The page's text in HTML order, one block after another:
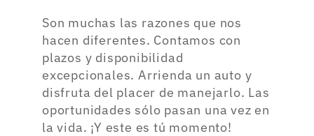
Son muchas las razones que nos
hacen diferentes. Contamos con
plazos y disponibilidad
excepcionales. Arrienda un auto y
disfruta del placer de manejarlo. Las
oportunidades sólo pasan una vez en
la vida. ¡Y este es tú momento!